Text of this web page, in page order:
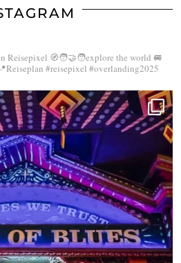
Reisepixel 🧭🧑‍🤝‍🧑explore the world 🚐
#reisepixel #overlanding2025